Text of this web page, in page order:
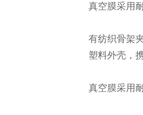
真空膜采用
有纺织骨架
塑料外壳，
真空膜采用